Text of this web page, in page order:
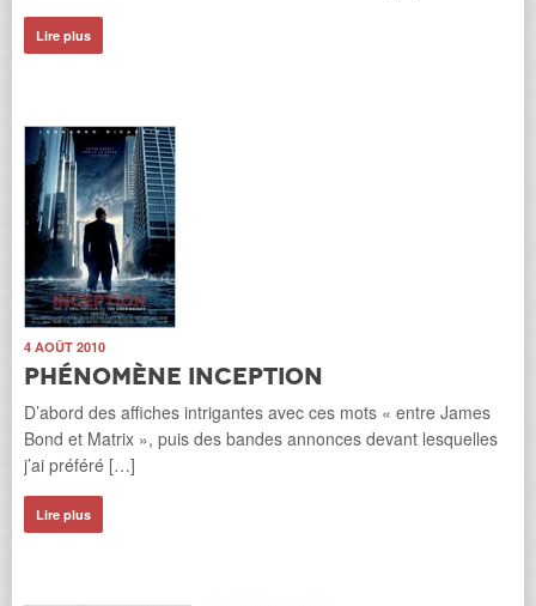
Lire plus
4 AOÛT 2010
Phénomène Inception
D’abord des affiches intrigantes avec ces mots « entre James
Bond et Matrix », puis des bandes annonces devant lesquelles
j’ai préféré […]
Lire plus